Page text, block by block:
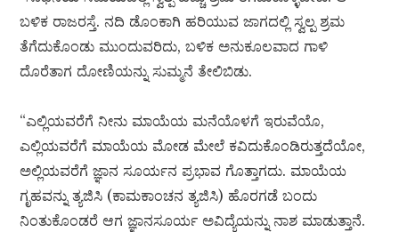
ಬಳಿಕ ರಾಜರಸ್ತೆ. ನದಿ ಡೊಂಕಾಗಿ ಹರಿಯುವ ಜಾಗದಲ್ಲಿ ಸ್ವಲ್ಪ ಶ್ರಮ
ತೆಗೆದುಕೊಂಡು ಮುಂದುವರಿದು, ಬಳಿಕ ಅನುಕೂಲವಾದ ಗಾಳಿ
ದೊರೆತಾಗ ದೋಣಿಯನ್ನು ಸುಮ್ಮನೆ ತೇಲಿಬಿಡು.
“ಎಲ್ಲಿಯವರೆಗೆ ನೀನು ಮಾಯೆಯ ಮನೆಯೊಳಗೆ ಇರುವೆಯೊ,
ಎಲ್ಲಿಯವರೆಗೆ ಮಾಯೆಯ ಮೋಡ ಮೇಲೆ ಕವಿದುಕೊಂಡಿರುತ್ತದೆಯೋ,
ಅಲ್ಲಿಯವರೆಗೆ ಜ್ಞಾನ ಸೂರ್ಯನ ಪ್ರಭಾವ ಗೊತ್ತಾಗದು. ಮಾಯೆಯ
ಗೃಹವನ್ನು ತ್ಯಜಿಸಿ (ಕಾಮಕಾಂಚನ ತ್ಯಜಿಸಿ) ಹೊರಗಡೆ ಬಂದು
ನಿಂತುಕೊಂಡರೆ ಆಗ ಜ್ಞಾನಸೂರ್ಯ ಅವಿದ್ಯೆಯನ್ನು ನಾಶ ಮಾಡುತ್ತಾನೆ.